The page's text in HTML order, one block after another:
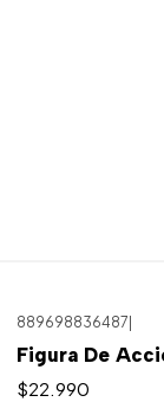
889698836487
Figura De
$22.990